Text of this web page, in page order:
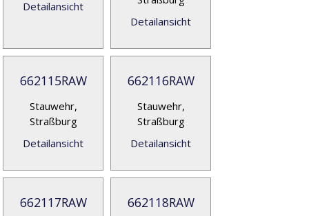
Detailansicht
Detailansicht
662115RAW
Stauwehr,
Straßburg
Detailansicht
662116RAW
Stauwehr,
Straßburg
Detailansicht
662117RAW 662118RAW